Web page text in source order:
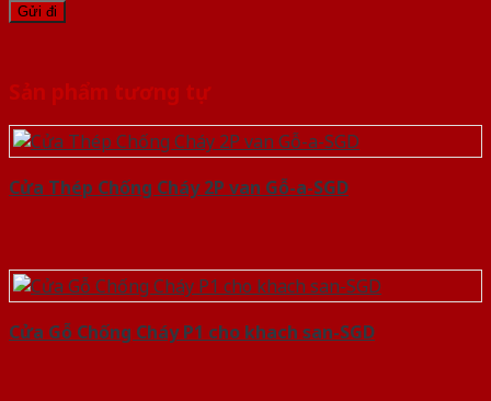
Sản phẩm tương tự
Cửa Thép Chống Cháy 2P van Gỗ-a-SGD
Cửa Gỗ Chống Cháy P1 cho khach san-SGD